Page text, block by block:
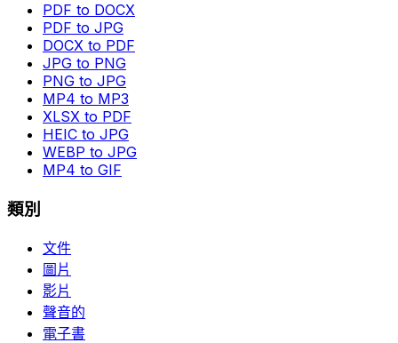
PDF to DOCX
PDF to JPG
DOCX to PDF
JPG to PNG
PNG to JPG
MP4 to MP3
XLSX to PDF
HEIC to JPG
WEBP to JPG
MP4 to GIF
類別
文件
圖片
影片
聲音的
電子書